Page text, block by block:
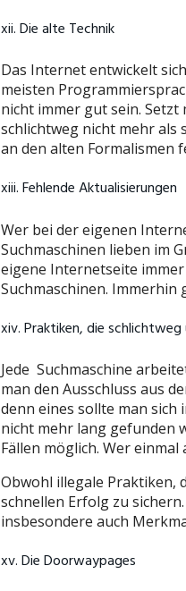
xii. Die alte Technik
Das Internet entwickelt
meisten
nicht immer gut sein.
schlichtweg nicht mehr als
an den alten Formalismen
xiii. Fehlende Aktualisierungen
Wer bei der eigenen
Suchmaschinen lieben im
eigene Internetseite
Suchmaschinen. Immerhin
xiv. Praktiken, die schlichtweg
Jede Suchmaschine
man den Ausschluss aus
denn eines sollte man sich
nicht mehr lang gefunden
Fällen möglich. Wer
Obwohl illegale Praktiken,
schnellen Erfolg zu
insbesondere auch
xv. Die Doorwaypages